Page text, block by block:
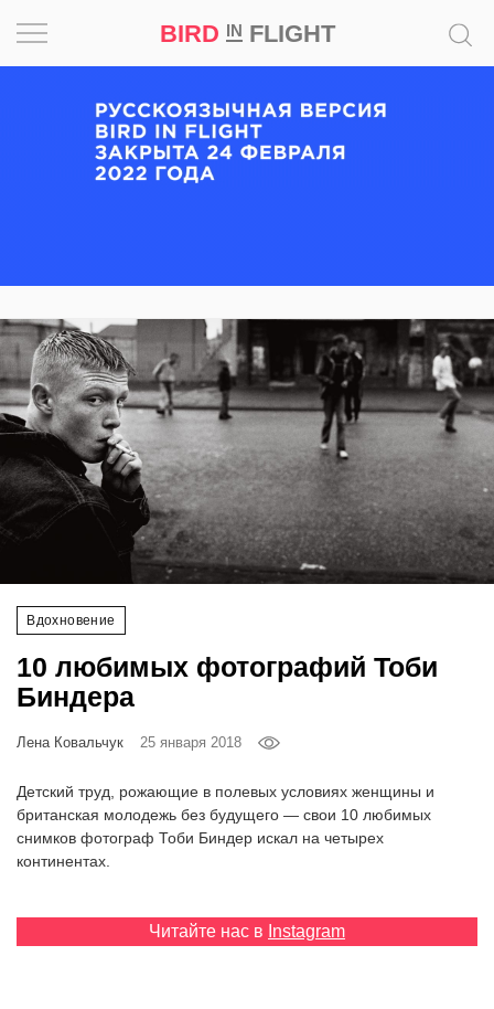
BIRD INFLIGHT
Вдохновение
10 любимых фотографий Тоби
Биндера
Лена Ковальчук 25 января 2018
Детский труд, рожающие в полевых условиях женщины и
британская молодежь без будущего — свои 10 любимых
снимков фотограф Тоби Биндер искал на четырех
континентах.
Читайте нас в Instagram